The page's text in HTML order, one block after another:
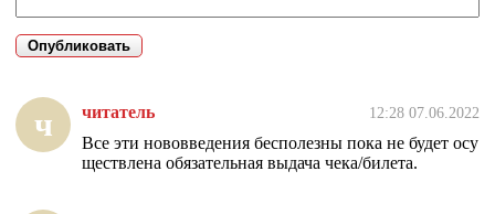
ч читатель 12:28 07.06.2022
Все эти нововведения бесполезны пока не будет осу
ществлена обязательная выдача чека/билета.